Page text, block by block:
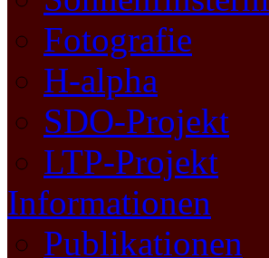
Fotografie
H-alpha
SDO-Projekt
LTP-Projekt
Informationen
Publikationen